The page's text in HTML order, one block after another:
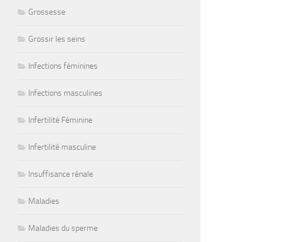
Grossesse
Grossir les seins
Infections féminines
Infections masculines
Infertilité Féminine
Infertilité masculine
Insuffisance rénale
Maladies
Maladies du sperme